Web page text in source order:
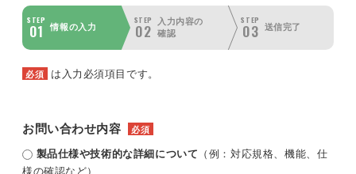
STEP
01 情報の入力
STEP
02
入力内容の
確認
STEP
03 送信完了
必須 は入力必須項目です。
お問い合わせ内容 必須
製品仕様や技術的な詳細について （例：対応規格、機能、仕
様の確認など）